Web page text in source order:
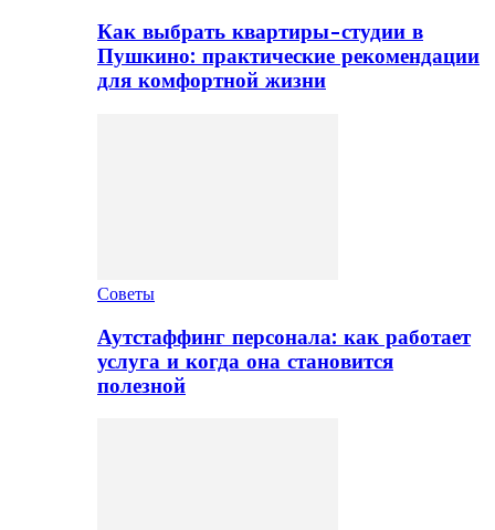
Как выбрать квартиры-студии в
Пушкино: практические рекомендации
для комфортной жизни
Советы
Аутстаффинг персонала: как работает
услуга и когда она становится
полезной